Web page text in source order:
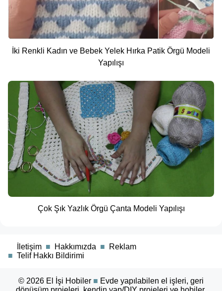
İki Renkli Kadın ve Bebek Yelek Hırka Patik Örgü Modeli
Yapılışı
Çok Şık Yazlık Örgü Çanta Modeli Yapılışı
İletişim ■ Hakkımızda ■
Reklam
■ Telif Hakkı Bildirimi
© 2026 El İşi Hobiler ■ Evde yapılabilen el işleri, geri